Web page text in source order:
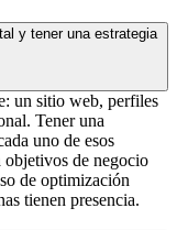
y tener una estrategia
un sitio web, perfiles
Tener una
uno de esos
objetivos de negocio
de optimización
tienen presencia.